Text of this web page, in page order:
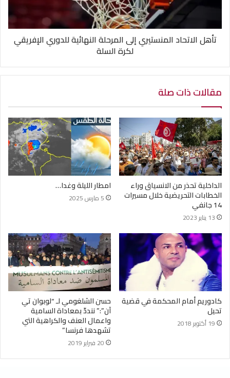
تأهل الاتحاد المنستيري إلى المرحلة النهائية للدوري الإفريقي
لكرة السلة
مقالات ذات صلة
الداخلية تحذر من الانسياق وراء
الخطابات التحريضية خلال مسيرات
14 جانفي
13 يناير 2023
امطار الليلة وغدا…
5 مارس 2025
كادوريم أمام المحكمة في قضية
تحيل
19 أكتوبر 2018
حسن الشلغومي لـ “لوبوان تي
آن”:” ننددّ بمعاداة السامية
واعمال العنف والكراهية التي
تشهدها فرنسا”
20 فبراير 2019